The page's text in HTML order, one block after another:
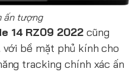
ấn tượng
14 RZ09 2022cũng
bề mặt phủ kính cho
tracking chính xác ấn